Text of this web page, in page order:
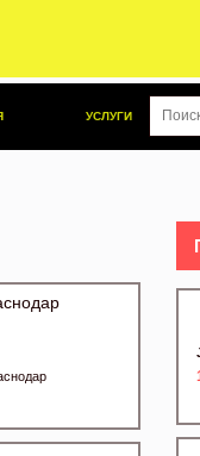
УСЛУГИ